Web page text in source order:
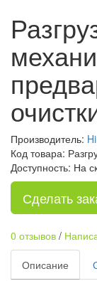
Производитель:
Код товара:
Доступность: На
Сделать
0 отзывов /
Описание